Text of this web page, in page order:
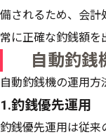
備されるため、会計
常に正確な釣銭額を
自動釣銭
自動釣銭機の運用方
1.釣銭優先運用
釣銭優先運用は従来